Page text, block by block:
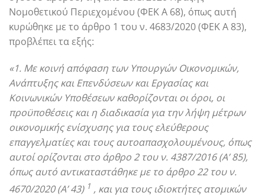
Νομοθετικού Περιεχομένου (ΦΕΚ Α 68), όπως αυτή
κυρώθηκε με το άρθρο 1 του ν. 4683/2020 (ΦΕΚ Α 83),
προβλέπει τα εξής:
«1. Με κοινή απόφαση των Υπουργών Οικονομικών,
Ανάπτυξης και Επενδύσεων και Εργασίας και
Κοινωνικών Υποθέσεων καθορίζονται οι όροι, οι
προϋποθέσεις και η διαδικασία για την λήψη μέτρων
οικονομικής ενίσχυσης για τους ελεύθερους
επαγγελματίες και τους αυτοαπασχολουμένους, όπως
αυτοί ορίζονται στο άρθρο 2 του ν. 4387/2016 (Α’ 85),
όπως αυτό αντικαταστάθηκε με το άρθρο 22 του ν.
4670/2020 (Α’ 43) 1 , και για τους ιδιοκτήτες ατομικών